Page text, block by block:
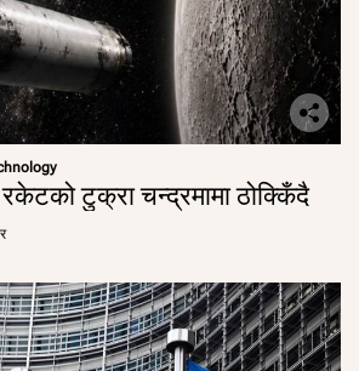
टुक्रा चन्द्रमामा ठोक्किँदै